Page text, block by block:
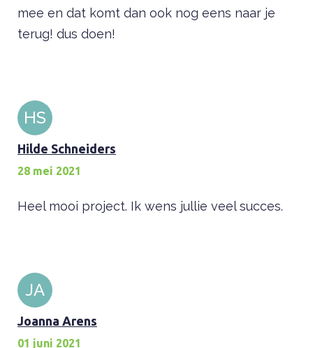
mee en dat komt dan ook nog eens naar je
terug! dus doen!
HS
Hilde Schneiders
28 mei 2021
Heel mooi project. Ik wens jullie veel succes.
JA
Joanna Arens
01 juni 2021